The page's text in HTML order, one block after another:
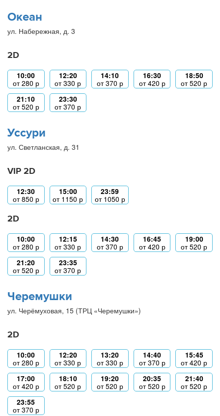
Океан
ул. Набережная, д. 3
2D
10:00
от280 р
12:20
от330 р
14:10
от370 р
16:30
от420 р
18:50
от520 р
21:10
от520 р
23:30
от370 р
Уссури
ул. Светланская, д. 31
VIP 2D
12:30
от850 р
15:00
от 1150 р
23:59
от 1050 р
2D
10:00
от280 р
12:15
от330 р
14:30
от370 р
16:45
от420 р
19:00
от520 р
21:20
от520 р
23:35
от370 р
Черемушки
ул. Черёмуховая, 15 (ТРЦ «Черемушки»)
2D
10:00
от280 р
12:20
от330 р
13:20
от330 р
14:40
от370 р
15:45
от420 р
17:00
от420 р
18:10
от520 р
19:20
от520 р
20:35
от520 р
21:40
от520 р
23:55
от370 р